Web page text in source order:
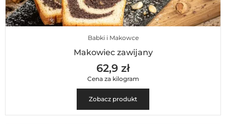
Babki i Makowce
Makowiec zawijany
62,9 zł
Cena za kilogram
Zobacz produkt